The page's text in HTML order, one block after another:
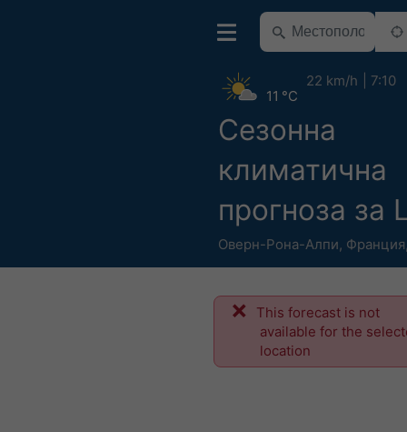
Сезонна
климатична
прогноза за
Оверн-Рона-Алпи, Франция
11 °C
22 km/h 7:10
This forecast is not
available for the
location